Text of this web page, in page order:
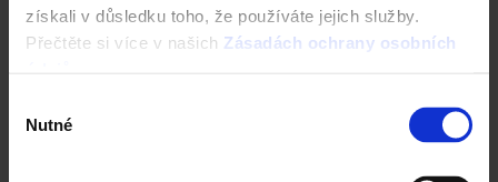
získali v důsledku toho, že používáte jejich služby.
Přečtěte si více v našich Zásadách ochrany osobních
souhlasu
Nutné
Pokud hledáte odborníka na venkovní dlažbu, dlaždice a
prvky zahradní architektury.